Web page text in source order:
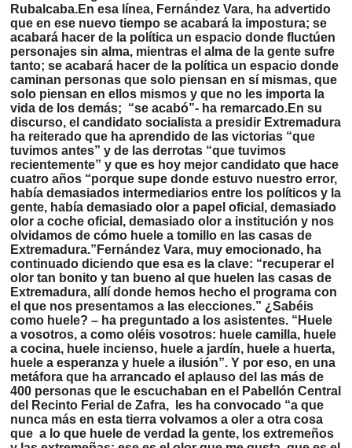
Rubalcaba.En esa línea, Fernández Vara, ha advertido
que en ese nuevo tiempo se acabará la impostura; se
acabará hacer de la política un espacio donde fluctúen
personajes sin alma, mientras el alma de la gente sufre
tanto; se acabará hacer de la política un espacio donde
caminan personas que solo piensan en sí mismas, que
solo piensan en ellos mismos y que no les importa la
vida de los demás; “se acabó”- ha remarcado.En su
discurso, el candidato socialista a presidir Extremadura
ha reiterado que ha aprendido de las victorias “que
tuvimos antes” y de las derrotas “que tuvimos
recientemente” y que es hoy mejor candidato que hace
cuatro años “porque supe donde estuvo nuestro error,
había demasiados intermediarios entre los políticos y la
gente, había demasiado olor a papel oficial, demasiado
olor a coche oficial, demasiado olor a institución y nos
olvidamos de cómo huele a tomillo en las casas de
Extremadura.”Fernández Vara, muy emocionado, ha
continuado diciendo que esa es la clave: “recuperar el
olor tan bonito y tan bueno al que huelen las casas de
Extremadura, allí donde hemos hecho el programa con
el que nos presentamos a las elecciones.” ¿Sabéis
como huele? – ha preguntado a los asistentes. “Huele
a vosotros, a como oléis vosotros: huele camilla, huele
a cocina, huele incienso, huele a jardín, huele a huerta,
huele a esperanza y huele a ilusión”. Y por eso, en una
metáfora que ha arrancado el aplauso del las más de
400 personas que le escuchaban en el Pabellón Central
del Recinto Ferial de Zafra, les ha convocado “a que
nunca más en esta tierra volvamos a oler a otra cosa
que a lo que huele de verdad la gente, los extremeños